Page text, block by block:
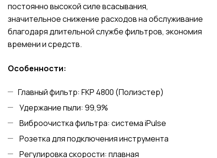
постоянно высокой силе всасывания,
значительное снижение расходов на обслуживание
благодаря длительной службе фильтров, экономия
времени и средств.
Особенности:
Главный фильтр: FKP 4800 (Полиэстер)
Удержание пыли: 99,9%
Виброочистка фильтра: система iPulse
Розетка для подключения инструмента
Регулировка скорости: плавная